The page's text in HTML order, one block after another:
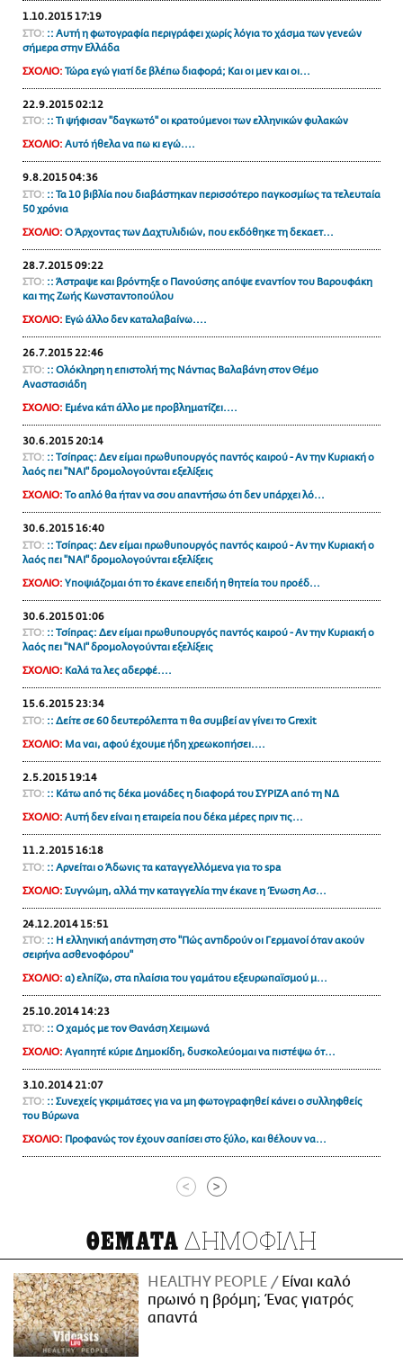
1.10.2015 17:19
ΣΤΟ: :: Αυτή η φωτογραφία περιγράφει χωρίς λόγια το χάσμα των γενεών
σήμερα στην Ελλάδα
ΣΧΟΛΙΟ: Τώρα εγώ γιατί δε βλέπω διαφορά; Και οι μεν και οι...
22.9.2015 02:12
ΣΤΟ: :: Τι ψήφισαν "δαγκωτό" οι κρατούμενοι των ελληνικών φυλακών
ΣΧΟΛΙΟ: Αυτό ήθελα να πω κι εγώ....
9.8.2015 04:36
ΣΤΟ: :: Τα 10 βιβλία που διαβάστηκαν περισσότερο παγκοσμίως τα τελευταία
50 χρόνια
ΣΧΟΛΙΟ: Ο Άρχοντας των Δαχτυλιδιών, που εκδόθηκε τη δεκαετ...
28.7.2015 09:22
ΣΤΟ: :: Άστραψε και βρόντηξε ο Πανούσης απόψε εναντίον του Βαρουφάκη
και της Ζωής Κωνσταντοπούλου
ΣΧΟΛΙΟ: Εγώ άλλο δεν καταλαβαίνω....
26.7.2015 22:46
ΣΤΟ: :: Oλόκληρη η επιστολή της Νάντιας Βαλαβάνη στον Θέμο
Αναστασιάδη
ΣΧΟΛΙΟ: Εμένα κάτι άλλο με προβληματίζει....
30.6.2015 20:14
ΣΤΟ: :: Τσίπρας: Δεν είμαι πρωθυπουργός παντός καιρού - Αν την Κυριακή ο
λαός πει "ΝΑΙ" δρομολογούνται εξελίξεις
ΣΧΟΛΙΟ: Το απλό θα ήταν να σου απαντήσω ότι δεν υπάρχει λό...
30.6.2015 16:40
ΣΤΟ: :: Τσίπρας: Δεν είμαι πρωθυπουργός παντός καιρού - Αν την Κυριακή ο
λαός πει "ΝΑΙ" δρομολογούνται εξελίξεις
ΣΧΟΛΙΟ: Υποψιάζομαι ότι το έκανε επειδή η θητεία του προέδ...
30.6.2015 01:06
ΣΤΟ: :: Τσίπρας: Δεν είμαι πρωθυπουργός παντός καιρού - Αν την Κυριακή ο
λαός πει "ΝΑΙ" δρομολογούνται εξελίξεις
ΣΧΟΛΙΟ: Καλά τα λες αδερφέ....
15.6.2015 23:34
ΣΤΟ: :: Δείτε σε 60 δευτερόλεπτα τι θα συμβεί αν γίνει το Grexit
ΣΧΟΛΙΟ: Μα ναι, αφού έχουμε ήδη χρεωκοπήσει....
2.5.2015 19:14
ΣΤΟ: :: Κάτω από τις δέκα μονάδες η διαφορά του ΣΥΡΙΖΑ από τη ΝΔ
ΣΧΟΛΙΟ: Αυτή δεν είναι η εταιρεία που δέκα μέρες πριν τις...
11.2.2015 16:18
ΣΤΟ: :: Αρνείται ο Άδωνις τα καταγγελλόμενα για το spa
ΣΧΟΛΙΟ: Συγνώμη, αλλά την καταγγελία την έκανε η Ένωση Ασ...
24.12.2014 15:51
ΣΤΟ: :: Η ελληνική απάντηση στο "Πώς αντιδρούν οι Γερμανοί όταν ακούν
σειρήνα ασθενοφόρου"
ΣΧΟΛΙΟ: α) ελπίζω, στα πλαίσια του γαμάτου εξευρωπαϊσμού μ...
25.10.2014 14:23
ΣΤΟ: :: Ο χαμός με τον Θανάση Χειμωνά
ΣΧΟΛΙΟ: Αγαπητέ κύριε Δημοκίδη, δυσκολεύομαι να πιστέψω ότ...
3.10.2014 21:07
ΣΤΟ: :: Συνεχείς γκριμάτσες για να μη φωτογραφηθεί κάνει ο συλληφθείς
του Βύρωνα
ΣΧΟΛΙΟ: Προφανώς τον έχουν σαπίσει στο ξύλο, και θέλουν να...
< >
ΘΕΜΑΤΑ ΔΗΜΟΦΙΛΗ
HEALTHY PEOPLE
Είναι καλό
πρωινό η βρόμη; Ένας γιατρός
απαντά